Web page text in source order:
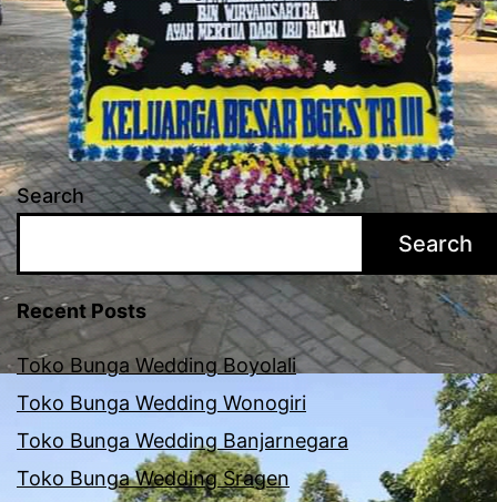
Search
Search
Recent Posts
Toko Bunga Wedding Boyolali
Toko Bunga Wedding Wonogiri
Toko Bunga Wedding Banjarnegara
Toko Bunga Wedding Sragen